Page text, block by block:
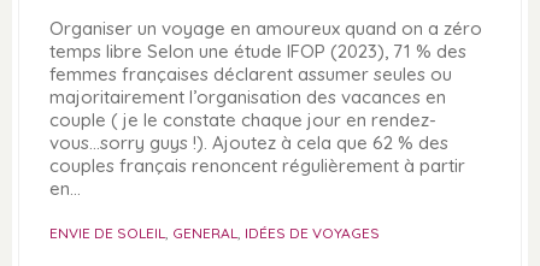
Organiser un voyage en amoureux quand on a zéro
temps libre Selon une étude IFOP (2023), 71 % des
femmes françaises déclarent assumer seules ou
majoritairement l’organisation des vacances en
couple ( je le constate chaque jour en rendez-
vous...sorry guys !). Ajoutez à cela que 62 % des
couples français renoncent régulièrement à partir
en…
ENVIE DE SOLEIL GENERAL IDÉES DE VOYAGES